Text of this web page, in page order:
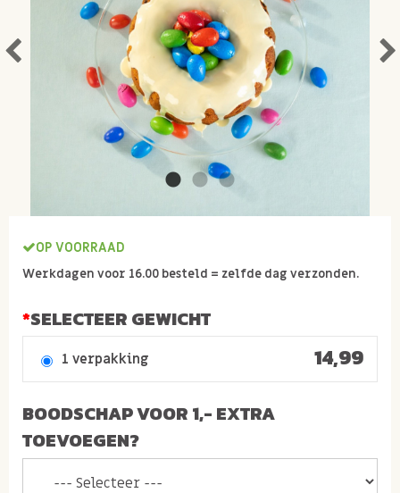
OP VOORRAAD
Werkdagen voor 16.00 besteld = zelfde dag verzonden.
SELECTEER GEWICHT
1 verpakking 14,99
BOODSCHAP VOOR 1,- EXTRA
TOEVOEGEN?